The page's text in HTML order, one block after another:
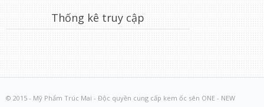
Thống kê truy cập
© 2015 - Mỹ Phẩm Trúc Mai - Độc quyền cung cấp kem ốc sên ONE - NEW